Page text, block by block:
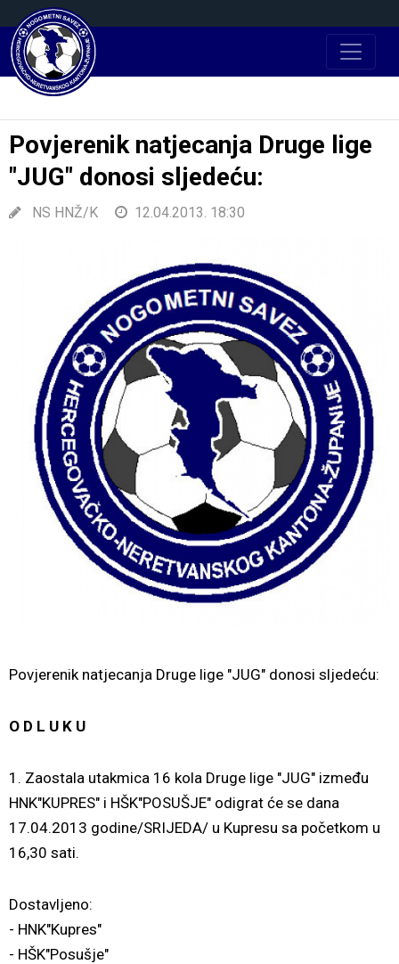
Povjerenik natjecanja Druge lige
"JUG" donosi sljedeću:
NS HNŽ/K 12.04.2013. 18:30
Povjerenik natjecanja Druge lige "JUG" donosi sljedeću:
O D L U K U
1. Zaostala utakmica 16 kola Druge lige "JUG" između
HNK"KUPRES" i HŠK"POSUŠJE" odigrat će se dana
17.04.2013 godine/SRIJEDA/ u Kupresu sa početkom u
16,30 sati.
Dostavljeno:
- HNK"Kupres"
- HŠK"Posušje"